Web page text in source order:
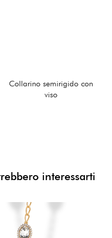
Collarino semirigido con
viso
interessarti